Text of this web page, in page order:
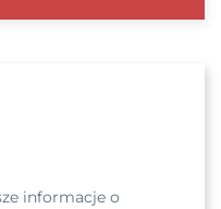
informacje o